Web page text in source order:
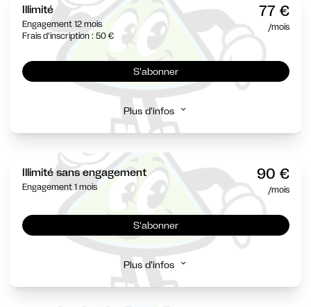
Illimité
Engagement 12 mois
Frais d'inscription : 50 €
77 €
/mois
S'abonner
Plus d'infos
Illimité sans engagement
Engagement 1 mois
90 €
/mois
S'abonner
Plus d'infos